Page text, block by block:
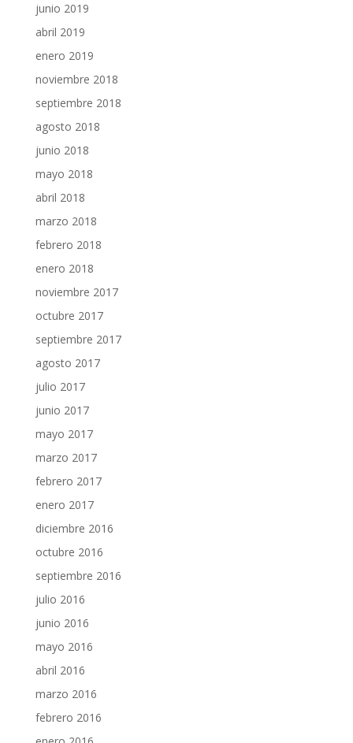
junio 2019
abril 2019
enero 2019
noviembre 2018
septiembre 2018
agosto 2018
junio 2018
mayo 2018
abril 2018
marzo 2018
febrero 2018
enero 2018
noviembre 2017
octubre 2017
septiembre 2017
agosto 2017
julio 2017
junio 2017
mayo 2017
marzo 2017
febrero 2017
enero 2017
diciembre 2016
octubre 2016
septiembre 2016
julio 2016
junio 2016
mayo 2016
abril 2016
marzo 2016
febrero 2016